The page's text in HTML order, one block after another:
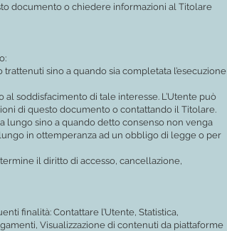
documento o chiedere informazioni al Titolare
sino a quando sia completata l’esecuzione
soddisfacimento di tale interesse. L’Utente può
di questo documento o contattando il Titolare.
lungo sino a quando detto consenso non venga
in ottemperanza ad un obbligo di legge o per
il diritto di accesso, cancellazione,
finalità: Contattare l’Utente, Statistica,
Visualizzazione di contenuti da piattaforme